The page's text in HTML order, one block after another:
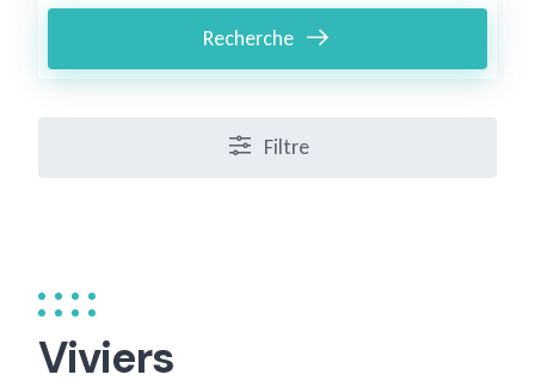
Recherche
Filtre
Viviers